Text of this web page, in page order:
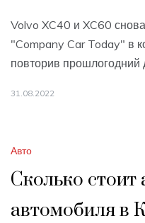
Volvo XC40 и XC60
"Company Car Today" в
повторив
31.08.2022
Авто
Сколько стоит
автомобиля в